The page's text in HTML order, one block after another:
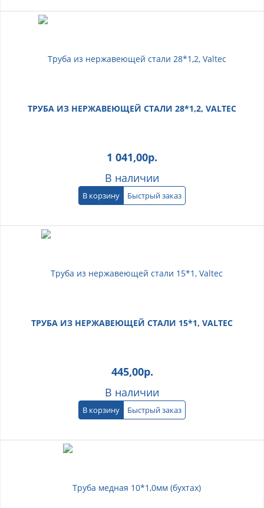
ТРУБА ИЗ НЕРЖАВЕЮЩЕЙ СТАЛИ 28*1,2, VALTEC
1 041,00р.
В наличии
В корзину Быстрый заказ
ТРУБА ИЗ НЕРЖАВЕЮЩЕЙ СТАЛИ 15*1, VALTEC
445,00р.
В наличии
В корзину Быстрый заказ